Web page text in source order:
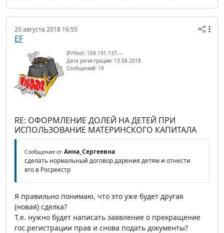
20 августа 2018 16:55
EF
IP/Host: 109.191.137.---
Дата регистрации: 13.08.2018
Сообщений: 19
RE: ОФОРМЛЕНИЕ ДОЛЕЙ НА ДЕТЕЙ ПРИ
ИСПОЛЬЗОВАНИЕ МАТЕРИНСКОГО КАПИТАЛА
Сообщение от Анна_Сергеевна
сделать нормальный договор дарения детям и отнести
его в Росреестр
Я правильно понимаю, что это уже будет другая
(новая) сделка?
Т.е. нужно будет написать заявление о прекращение
гос.регистрации прав и снова подать документы?